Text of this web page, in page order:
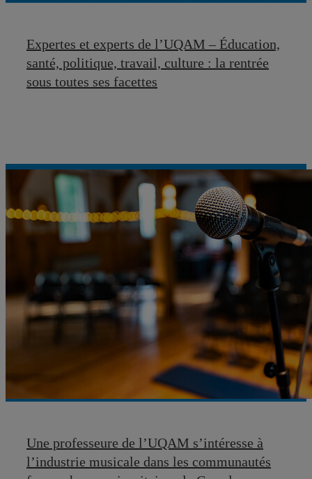
Expertes et experts de l’UQAM – Éducation,
santé, politique, travail, culture : la rentrée
sous toutes ses facettes
Une professeure de l’UQAM s’intéresse à
l’industrie musicale dans les communautés